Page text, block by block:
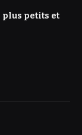
plus petits et